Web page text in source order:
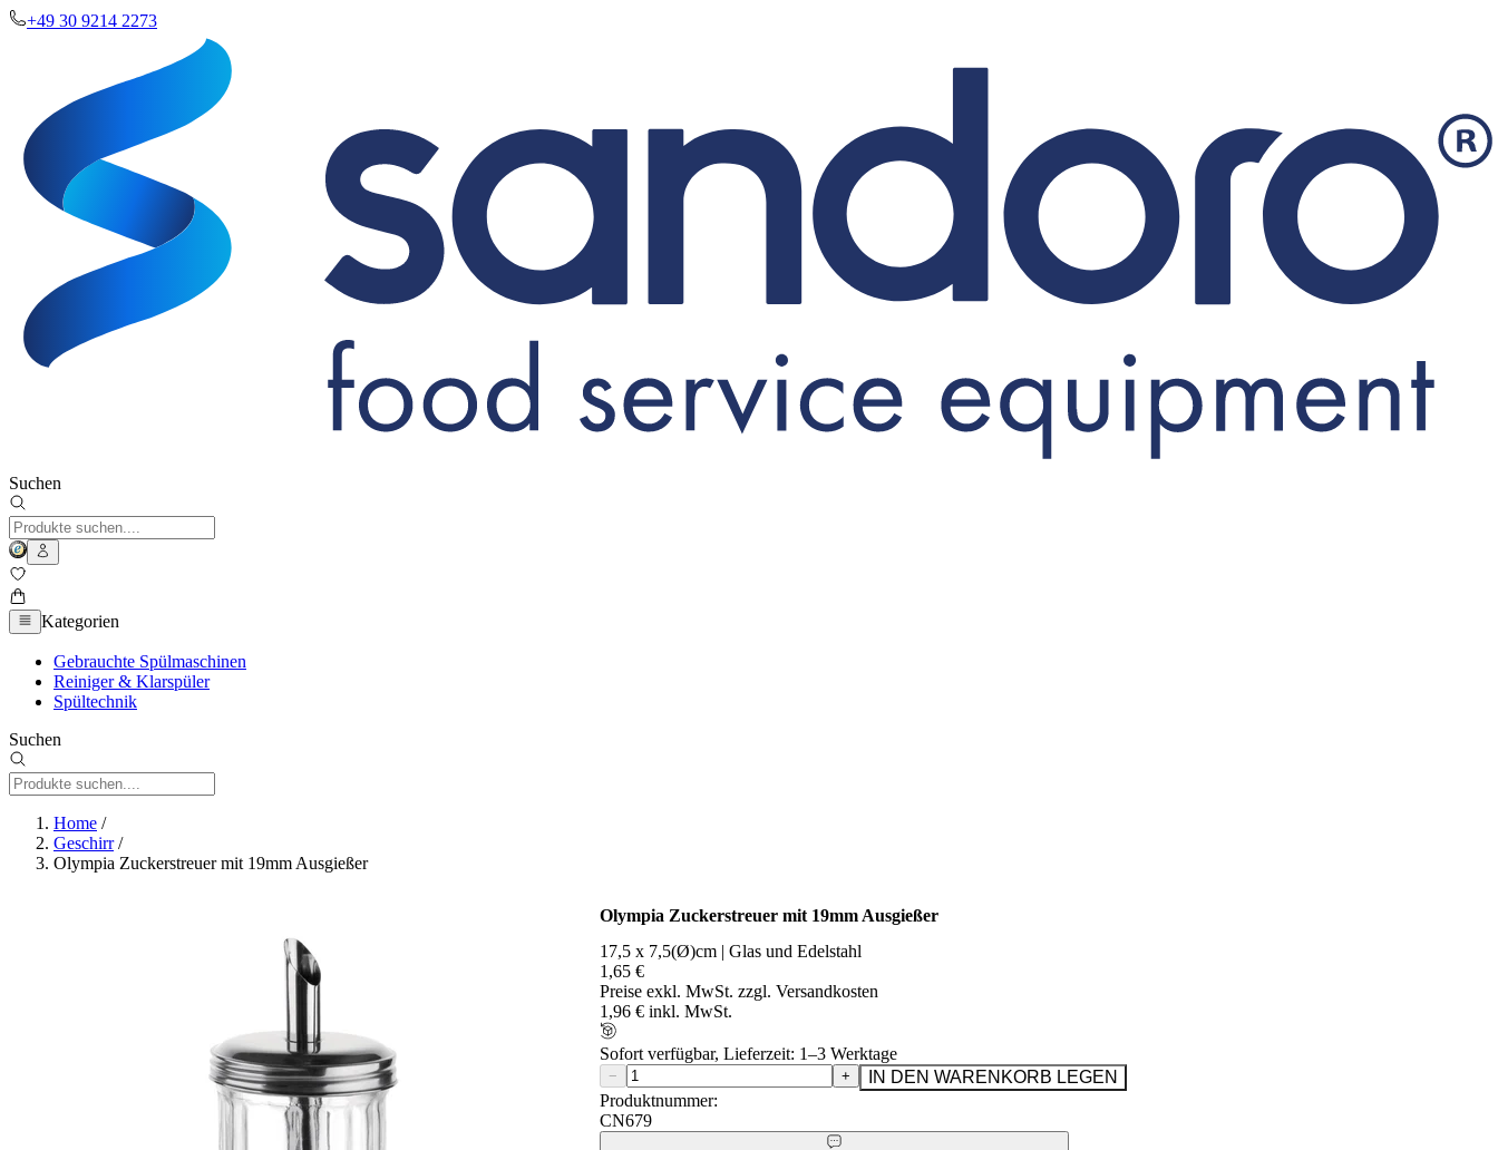
+49 30 9214 2273
Suchen
Kategorien
Gebrauchte Spülmaschinen
Reiniger & Klarspüler
Spültechnik
Suchen
Home /
Geschirr/
Olympia Zuckerstreuer mit 19mm Ausgießer
Olympia Zuckerstreuer mit 19mm Ausgießer
17,5 x 7,5(Ø)cm | Glas und Edelstahl
1,65 €
Preise exkl. MwSt. zzgl. Versandkosten
1,96 € inkl. MwSt.
Sofort verfügbar, Lieferzeit: 1–3 Werktage
− +
IN DEN WARENKORB LEGEN
Produktnummer:
CN679